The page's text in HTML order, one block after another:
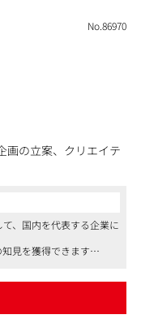
No.86970
画の立案、クリエイテ
とした増員募集を行
途採用です。
・編集を通じて、プ
、国内を代表する企業に
見を獲得できます